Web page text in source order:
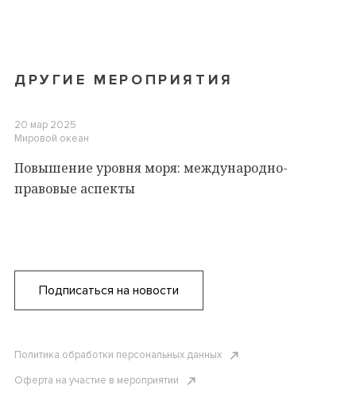
ДРУГИЕ МЕРОПРИЯТИЯ
20 мар 2025
Мировой океан
Повышение уровня моря: международно-
правовые аспекты
Подписаться на новости
Политика обработки персональных данных
Оферта на участие в мероприятии